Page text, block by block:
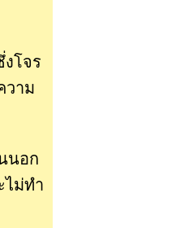
โจร
วาม
นอก
ม่ทำ